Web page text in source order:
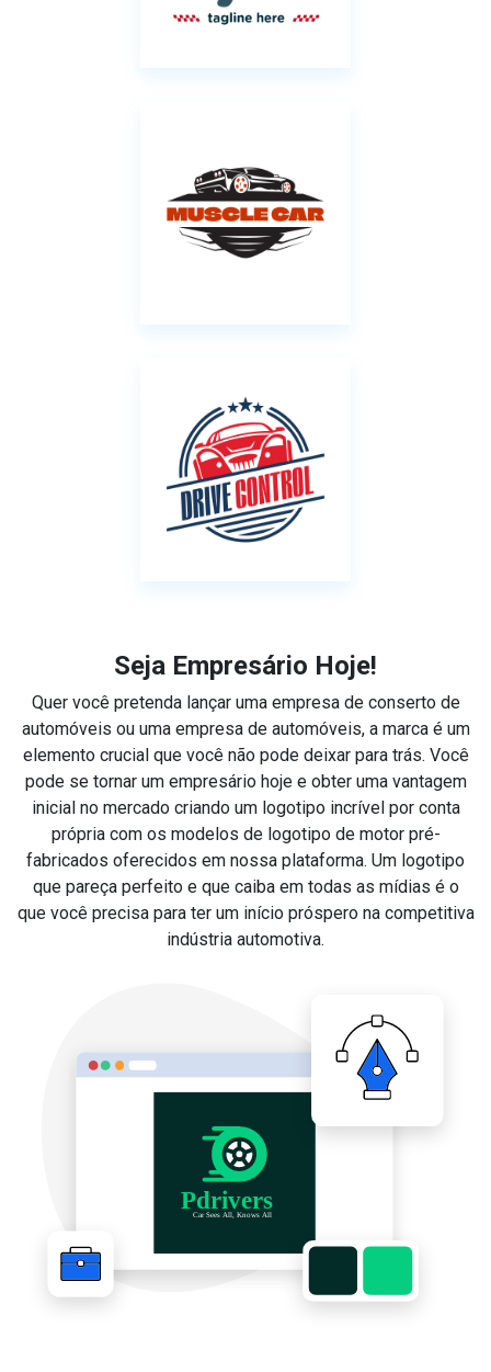
Seja Empresário Hoje!
Quer você pretenda lançar uma empresa de conserto de
automóveis ou uma empresa de automóveis, a marca é um
elemento crucial que você não pode deixar para trás. Você
pode se tornar um empresário hoje e obter uma vantagem
inicial no mercado criando um logotipo incrível por conta
própria com os modelos de logotipo de motor pré-
fabricados oferecidos em nossa plataforma. Um logotipo
que pareça perfeito e que caiba em todas as mídias é o
que você precisa para ter um início próspero na competitiva
indústria automotiva.